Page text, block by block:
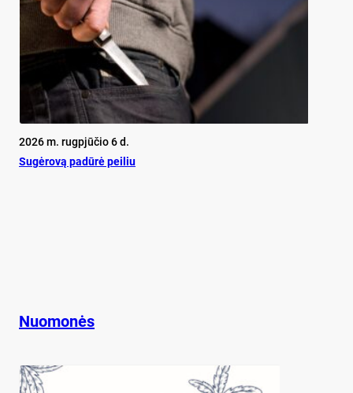
2026 m. rugpjūčio 6 d.
Su­gė­ro­vą pa­dū­rė pei­liu
Nuomonės